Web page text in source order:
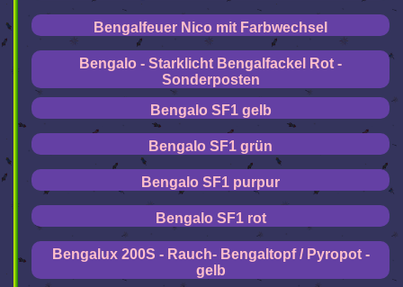
Bengalfeuer Nico mit Farbwechsel
Bengalo - Starklicht Bengalfackel Rot -
Sonderposten
Bengalo SF1 gelb
Bengalo SF1 grün
Bengalo SF1 purpur
Bengalo SF1 rot
Bengalux 200S - Rauch- Bengaltopf / Pyropot -
gelb